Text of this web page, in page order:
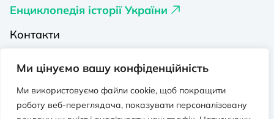
Ми цінуємо вашу конфіденційність
Ми використовуємо файли cookie, щоб покращити
роботу веб-переглядача, показувати персоналізовану
Енциклопедія історії України
Контакти
Видавництва на Порталі
Політика конфіденційності